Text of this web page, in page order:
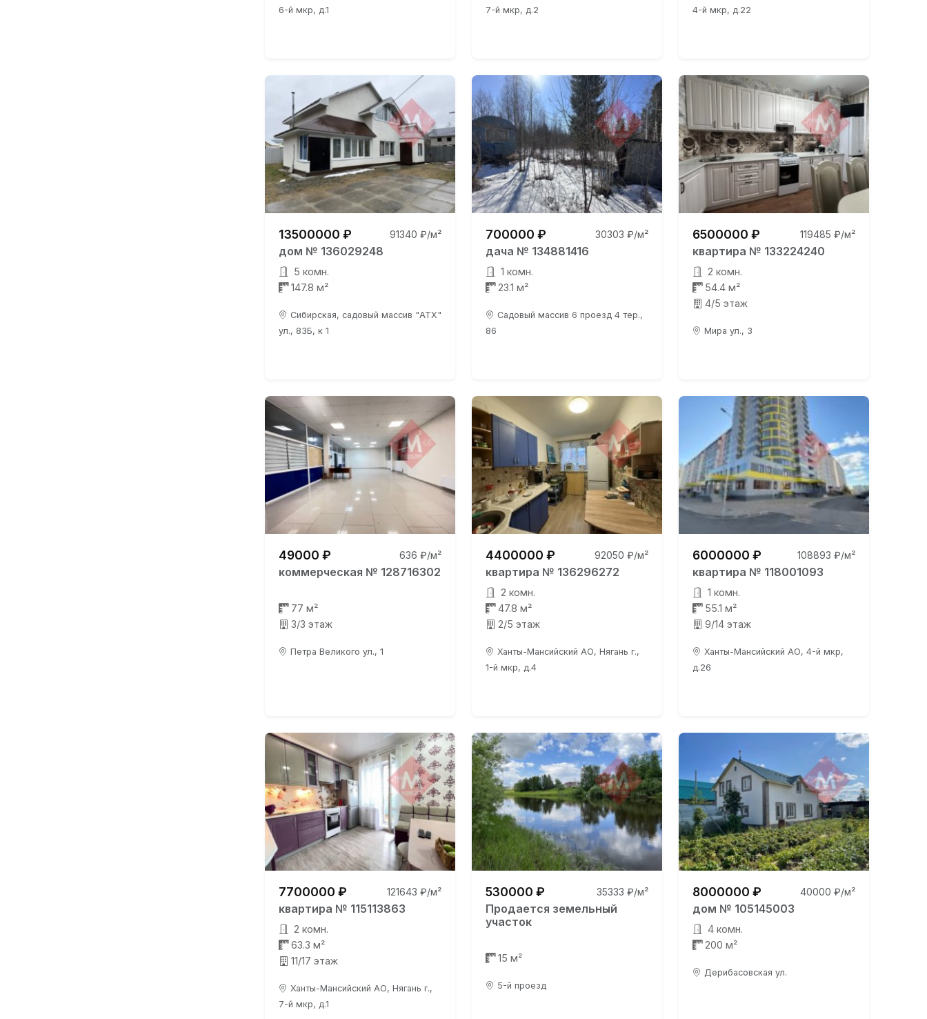
6-й мкр, д.1
7-й мкр, д.2
4-й мкр, д.22
13500000 ₽ 91340 ₽/м²
дом № 136029248
5 комн.
147.8 м²
Сибирская, садовый массив "АТХ"
ул., 83Б, к 1
700000 ₽ 30303 ₽/м²
дача № 134881416
1 комн.
23.1 м²
Садовый массив 6 проезд 4 тер.,
86
6500000 ₽ 119485 ₽/м²
квартира № 133224240
2 комн.
54.4 м²
4/5 этаж
Мира ул., 3
49000 ₽ 636 ₽/м²
коммерческая № 128716302
77 м²
3/3 этаж
Петра Великого ул., 1
4400000 ₽ 92050 ₽/м²
квартира № 136296272
2 комн.
47.8 м²
2/5 этаж
Ханты-Мансийский АО, Нягань г.,
1-й мкр, д.4
6000000 ₽ 108893 ₽/м²
квартира № 118001093
1 комн.
55.1 м²
9/14 этаж
Ханты-Мансийский АО, 4-й мкр,
д.26
7700000 ₽ 121643 ₽/м²
квартира № 115113863
2 комн.
63.3 м²
11/17 этаж
Ханты-Мансийский АО, Нягань г.,
7-й мкр, д.1
530000 ₽ 35333 ₽/м²
Продается земельный
участок
15 м²
5-й проезд
8000000 ₽ 40000 ₽/м²
дом № 105145003
4 комн.
200 м²
Дерибасовская ул.